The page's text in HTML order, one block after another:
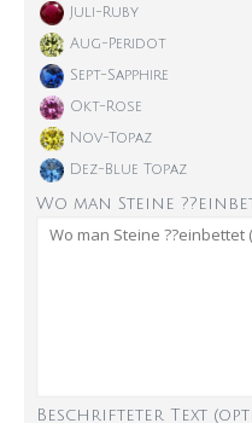
Juli-Ruby
Aug-Peridot
Sept-Sapphire
Okt-Rose
Nov-Topaz
Dez-Blue Topaz
Wo man Steine
Beschrifteter Text